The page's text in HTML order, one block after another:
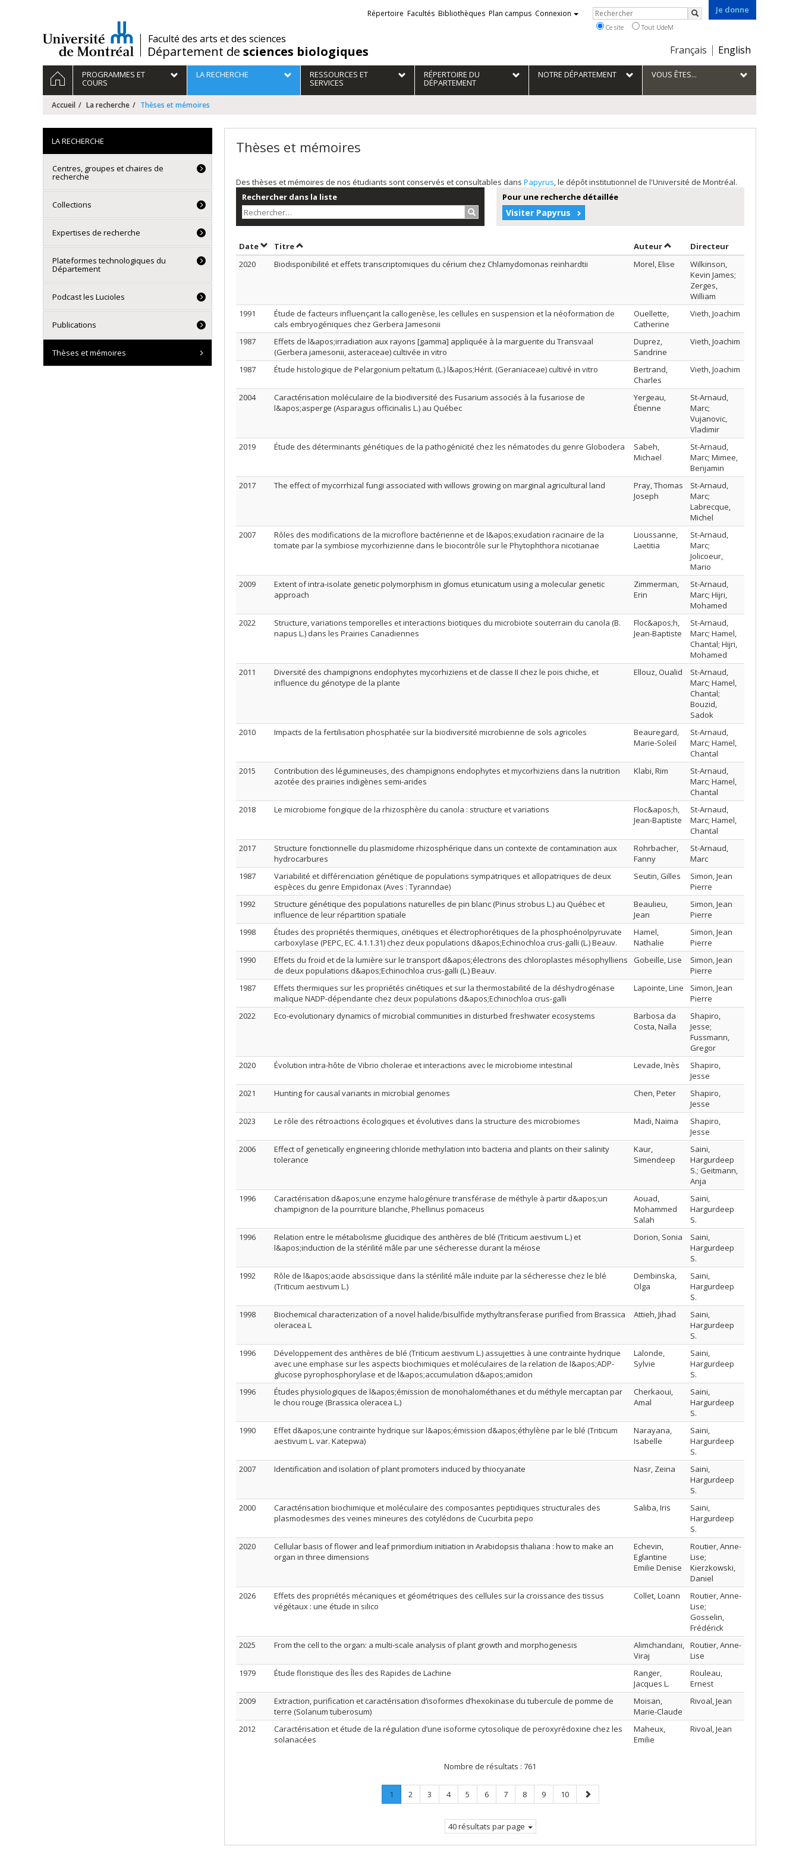
/Faculté des arts et des sciences
Département de sciences biologiques
Je donne
Choix
la
langue
Français English
Liens
externes
Répertoire Facultés Bibliothèques Plan campus Connexion Rechercher
Rechercher
Ce site Tout UdeM
Navigation
principale
ACCUEILPROGRAMMES ET
COURS
LA RECHERCHE RESSOURCES ET
SERVICES
RÉPERTOIRE DU
DÉPARTEMENT
NOTRE DÉPARTEMENT VOUS ÊTES...
Accueil La recherche Thèses et mémoires
Thèses et mémoires
Des thèses et mémoires de nos étudiants sont conservés et consultables dans Papyrus, le dépôt institutionnel de l'Université de Montréal.
Rechercher dans la liste
Rechercher…
Pour une recherche détaillée
Visiter Papyrus
DateTrier par date en ordre décroissant
TitreTrier par titre en ordre décroissant AuteurTrier par auteur en ordre
Directeur
2020
Biodisponibilité et effets transcriptomiques du cérium chez Chlamydomonas reinhardtii Morel, Elise
Wilkinson,
Kevin James;
Zerges,
William
1991
Étude de facteurs influençant la callogenèse, les cellules en suspension et la néoformation de
cals embryogéniques chez Gerbera Jamesonii
Ouellette,
Catherine
Vieth, Joachim
1987
Effets de l&apos;irradiation aux rayons [gamma] appliquée à la marguerite du Transvaal
(Gerbera jamesonii, asteraceae) cultivée in vitro
Duprez,
Sandrine
Vieth, Joachim
1987 Étude histologique de Pelargonium peltatum (L.) l&apos;Hérit. (Geraniaceae) cultivé in vitro
Bertrand,
Charles
Vieth, Joachim
2004
Caractérisation moléculaire de la biodiversité des Fusarium associés à la fusariose de
l&apos;asperge (Asparagus officinalis L.) au Québec
Yergeau,
Étienne
St-Arnaud,
Marc;
Vujanovic,
Vladimir
2019
Étude des déterminants génétiques de la pathogénicité chez les nématodes du genre Globodera
Sabeh,
Michael
St-Arnaud,
Marc; Mimee,
Benjamin
2017
The effect of mycorrhizal fungi associated with willows growing on marginal agricultural land
Pray, Thomas
Joseph
St-Arnaud,
Marc;
Labrecque,
Michel
2007
Rôles des modifications de la microflore bactérienne et de l&apos;exudation racinaire de la
tomate par la symbiose mycorhizienne dans le biocontrôle sur le Phytophthora nicotianae
Lioussanne,
Laetitia
St-Arnaud,
Marc;
Jolicoeur,
Mario
2009
Extent of intra-isolate genetic polymorphism in glomus etunicatum using a molecular genetic
approach
Zimmerman,
Erin
St-Arnaud,
Marc; Hijri,
Mohamed
2022
Structure, variations temporelles et interactions biotiques du microbiote souterrain du canola (B.
napus L.) dans les Prairies Canadiennes
Floc&apos;h,
Jean-Baptiste
St-Arnaud,
Marc; Hamel,
Chantal; Hijri,
Mohamed
2011
Diversité des champignons endophytes mycorhiziens et de classe II chez le pois chiche, et
influence du génotype de la plante
Ellouz, Oualid
St-Arnaud,
Marc; Hamel,
Chantal;
Bouzid,
Sadok
2010
Impacts de la fertilisation phosphatée sur la biodiversité microbienne de sols agricoles
Beauregard,
Marie-Soleil
St-Arnaud,
Marc; Hamel,
Chantal
2015
Contribution des légumineuses, des champignons endophytes et mycorhiziens dans la nutrition
azotée des prairies indigènes semi-arides
Klabi, Rim
St-Arnaud,
Marc; Hamel,
Chantal
2018
Le microbiome fongique de la rhizosphère du canola : structure et variations
Floc&apos;h,
Jean-Baptiste
St-Arnaud,
Marc; Hamel,
Chantal
2017
Structure fonctionnelle du plasmidome rhizosphérique dans un contexte de contamination aux
hydrocarbures
Rohrbacher,
Fanny
St-Arnaud,
Marc
1987
Variabilité et différenciation génétique de populations sympatriques et allopatriques de deux
espèces du genre Empidonax (Aves : Tyranndae)
Seutin, Gilles
Simon, Jean
Pierre
1992
Structure génétique des populations naturelles de pin blanc (Pinus strobus L.) au Québec et
influence de leur répartition spatiale
Beaulieu,
Jean
Simon, Jean
Pierre
1998
Études des propriétés thermiques, cinétiques et électrophorétiques de la phosphoénolpyruvate
carboxylase (PEPC, EC. 4.1.1.31) chez deux populations d&apos;Echinochloa crus-galli (L.) Beauv.
Hamel,
Nathalie
Simon, Jean
Pierre
1990
Effets du froid et de la lumière sur le transport d&apos;électrons des chloroplastes mésophylliens
de deux populations d&apos;Echinochloa crus-galli (L.) Beauv.
Gobeille, Lise
Simon, Jean
Pierre
1987
Effets thermiques sur les propriétés cinétiques et sur la thermostabilité de la déshydrogénase
malique NADP-dépendante chez deux populations d&apos;Echinochloa crus-galli
Lapointe, Line
Simon, Jean
Pierre
2022
Eco-evolutionary dynamics of microbial communities in disturbed freshwater ecosystems
Barbosa da
Costa, Naíla
Shapiro,
Jesse;
Fussmann,
Gregor
2020
Évolution intra-hôte de Vibrio cholerae et interactions avec le microbiome intestinal Levade, Inès
Shapiro,
Jesse
2021
Hunting for causal variants in microbial genomes Chen, Peter
Shapiro,
Jesse
2023
Le rôle des rétroactions écologiques et évolutives dans la structure des microbiomes Madi, Naïma
Shapiro,
Jesse
2006
Effect of genetically engineering chloride methylation into bacteria and plants on their salinity
tolerance
Kaur,
Simendeep
Saini,
Hargurdeep
S.; Geitmann,
Anja
1996
Caractérisation d&apos;une enzyme halogénure transférase de méthyle à partir d&apos;un
champignon de la pourriture blanche, Phellinus pomaceus
Aouad,
Mohammed
Salah
Saini,
Hargurdeep
S.
1996
Relation entre le métabolisme glucidique des anthères de blé (Triticum aestivum L.) et
l&apos;induction de la stérilité mâle par une sécheresse durant la méiose
Dorion, Sonia
Saini,
Hargurdeep
S.
1992
Rôle de l&apos;acide abscissique dans la stérilité mâle induite par la sécheresse chez le blé
(Triticum aestivum L.)
Dembinska,
Olga
Saini,
Hargurdeep
S.
1998
Biochemical characterization of a novel halide/bisulfide mythyltransferase purified from Brassica
oleracea L
Attieh, Jihad
Saini,
Hargurdeep
S.
1996
Développement des anthères de blé (Triticum aestivum L.) assujetties à une contrainte hydrique
avec une emphase sur les aspects biochimiques et moléculaires de la relation de l&apos;ADP-
glucose pyrophosphorylase et de l&apos;accumulation d&apos;amidon
Lalonde,
Sylvie
Saini,
Hargurdeep
S.
1996
Études physiologiques de l&apos;émission de monohalométhanes et du méthyle mercaptan par
le chou rouge (Brassica oleracea L.)
Cherkaoui,
Amal
Saini,
Hargurdeep
S.
1990
Effet d&apos;une contrainte hydrique sur l&apos;émission d&apos;éthylène par le blé (Triticum
aestivum L. var. Katepwa)
Narayana,
Isabelle
Saini,
Hargurdeep
S.
2007
Identification and isolation of plant promoters induced by thiocyanate Nasr, Zeina
Saini,
Hargurdeep
S.
2000
Caractérisation biochimique et moléculaire des composantes peptidiques structurales des
plasmodesmes des veines mineures des cotylédons de Cucurbita pepo
Saliba, Iris
Saini,
Hargurdeep
S.
2020
Cellular basis of flower and leaf primordium initiation in Arabidopsis thaliana : how to make an
organ in three dimensions
Echevin,
Eglantine
Emilie Denise
Routier, Anne-
Lise;
Kierzkowski,
Daniel
2026
Effets des propriétés mécaniques et géométriques des cellules sur la croissance des tissus
végétaux : une étude in silico
Collet, Loann
Routier, Anne-
Lise;
Gosselin,
Frédérick
2025
From the cell to the organ: a multi-scale analysis of plant growth and morphogenesis
Alimchandani,
Viraj
Routier, Anne-
Lise
1979
Étude floristique des Îles des Rapides de Lachine
Ranger,
Jacques L.
Rouleau,
Ernest
2009
Extraction, purification et caractérisation d’isoformes d’hexokinase du tubercule de pomme de
terre (Solanum tuberosum)
Moisan,
Marie-Claude
Rivoal, Jean
2012
Caractérisation et étude de la régulation d’une isoforme cytosolique de peroxyrédoxine chez les
solanacées
Maheux,
Emilie
Rivoal, Jean
Nombre de résultats : 761
Page
1
Page
Page
2 Page
3 Page
4 Page
5 Page
6 Page
7 Page
8 Page
9 Page
10
Page
suivante
40 résultats par page
LA RECHERCHE
Centres, groupes et chaires de
recherche
Collections
Expertises de recherche
Plateformes technologiques du
Département
Podcast les Lucioles
Publications
Thèses et mémoires